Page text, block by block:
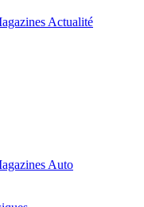
Actualité
Auto